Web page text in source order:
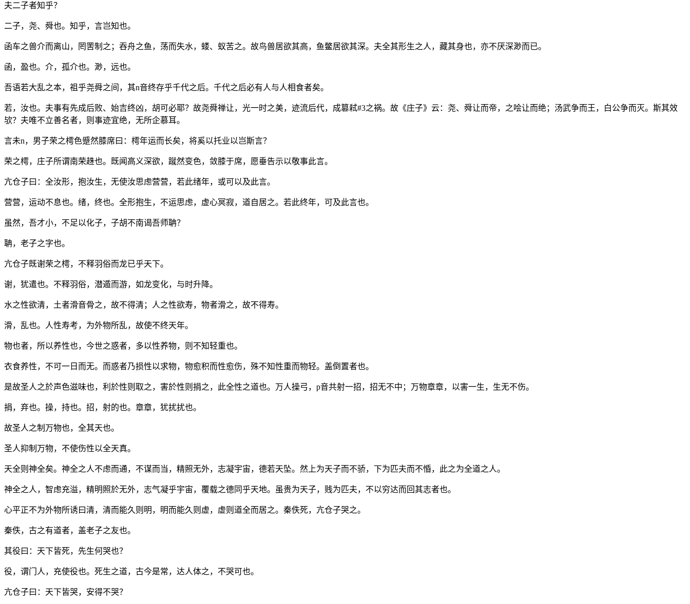
夫二子者知乎？
二子，尧、舜也。知乎，言岂知也。
函车之兽介而离山，罔罟制之；吞舟之鱼，荡而失水，蝼、蚁苦之。故鸟兽居欲其高，鱼鳖居欲其深。夫全其形生之人，藏其身也，亦不厌深渺而已。
函，盈也。介，孤介也。渺，远也。
吾语若大乱之本，祖乎尧舜之间，其n音终存乎千代之后。千代之后必有人与人相食者矣。
若，汝也。夫事有先成后败、始吉终凶，胡可必耶？故尧舜禅让，光一时之美，迹流后代，成篡弒#3之祸。故《庄子》云：尧、舜让而帝，之哙让而绝；汤武争而王，白公争而灭。斯其效
欤？夫唯不立善名者，则事迹宜绝，无所企慕耳。
言未n，男子荣之樗色蹙然膝席曰：樗年运而长矣，将奚以托业以岂斯言？
荣之樗，庄子所谓南荣趎也。既闻高义深欲，蹴然变色，敛膝于席，愿垂告示以敬事此言。
亢仓子曰：全汝形，抱汝生，无使汝思虑营营，若此绪年，或可以及此言。
营营，运动不息也。绪，终也。全形抱生，不运思虑，虚心冥寂，道自居之。若此终年，可及此言也。
虽然，吾才小，不足以化子，子胡不南谒吾师聃？
聃，老子之字也。
亢仓子既谢荣之樗，不释羽俗而龙已乎天下。
谢，犹遣也。不释羽俗，潜遁而游，如龙变化，与时升降。
水之性欲清，土者滑音骨之，故不得清；人之性欲寿，物者滑之，故不得寿。
滑，乱也。人性寿考，为外物所乱，故使不终天年。
物也者，所以养性也，今世之惑者，多以性养物，则不知轻重也。
衣食养性，不可一日而无。而惑者乃损性以求物，物愈积而性愈伤，殊不知性重而物轻。盖倒置者也。
是故圣人之於声色滋味也，利於性则取之，害於性则捐之，此全性之道也。万人操弓，p音共射一招，招无不中；万物章章，以害一生，生无不伤。
捐，弃也。操，持也。招，射的也。章章，犹扰扰也。
故圣人之制万物也，全其天也。
圣人抑制万物，不使伤性以全天真。
天全则神全矣。神全之人不虑而通，不谋而当，精照无外，志凝宇宙，德若天坠。然上为天子而不骄，下为匹夫而不惛，此之为全道之人。
神全之人，智虑充溢，精明照於无外，志气凝乎宇宙，覆载之德同乎天地。虽贵为天子，贱为匹夫，不以穷达而回其志者也。
心平正不为外物所诱曰清，清而能久则明，明而能久则虚，虚则道全而居之。秦佚死，亢仓子哭之。
秦佚，古之有道者，盖老子之友也。
其役曰：天下皆死，先生何哭也？
役，谓门人，充使役也。死生之道，古今是常，达人体之，不哭可也。
亢仓子曰：天下皆哭，安得不哭？